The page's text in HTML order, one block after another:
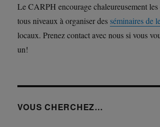
Le CARPH encourage chaleureusement les
tous niveaux à organiser des séminaires de
locaux. Prenez contact avec nous si vous
un!
VOUS CHERCHEZ…